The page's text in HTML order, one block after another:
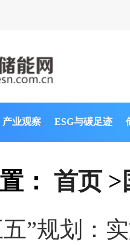
产业观察 ESG与碳足迹
： 首页 >
”规划：